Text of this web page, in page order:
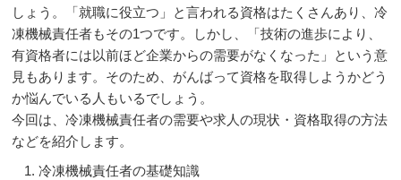
しょう。「就職に役立つ」と言われる資格はたくさんあり、冷
凍機械責任者もその1つです。しかし、「技術の進歩により、
有資格者には以前ほど企業からの需要がなくなった」という意
見もあります。そのため、がんばって資格を取得しようかどう
か悩んでいる人もいるでしょう。
今回は、冷凍機械責任者の需要や求人の現状・資格取得の方法
などを紹介します。
冷凍機械責任者の基礎知識